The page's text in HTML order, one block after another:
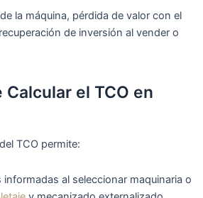
la máquina, pérdida de valor con el
de inversión al vender o
el TCO en
TCO permite:
al seleccionar maquinaria o